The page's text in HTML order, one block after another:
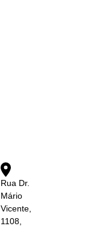
Rua Dr.
Mário
Vicente,
1108,